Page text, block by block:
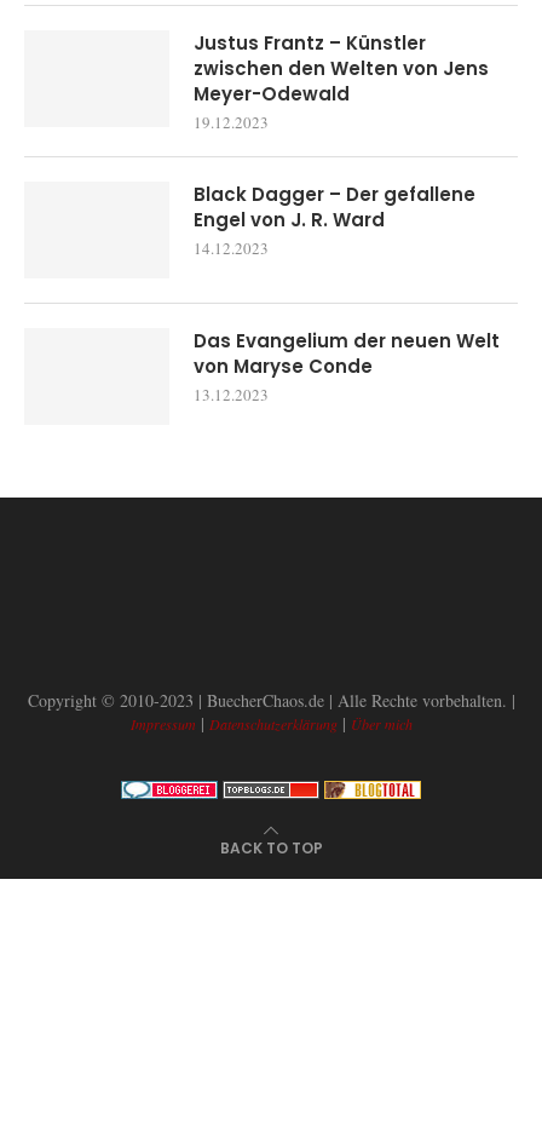
Justus Frantz – Künstler
zwischen den Welten von Jens
Meyer-Odewald
19.12.2023
Black Dagger – Der gefallene
Engel von J. R. Ward
14.12.2023
Das Evangelium der neuen Welt
von Maryse Conde
13.12.2023
Copyright © 2010-2023 | BuecherChaos.de | Alle Rechte vorbehalten. |
Impressum | Datenschutzerklärung| Über mich
BACK TO TOP